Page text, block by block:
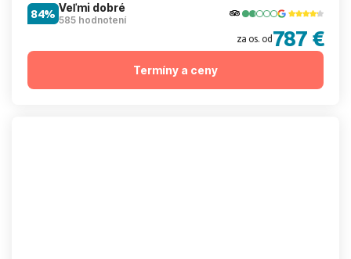
Veľmi dobré
585 hodnotení
84%
za os. od 787 €
Termíny a ceny